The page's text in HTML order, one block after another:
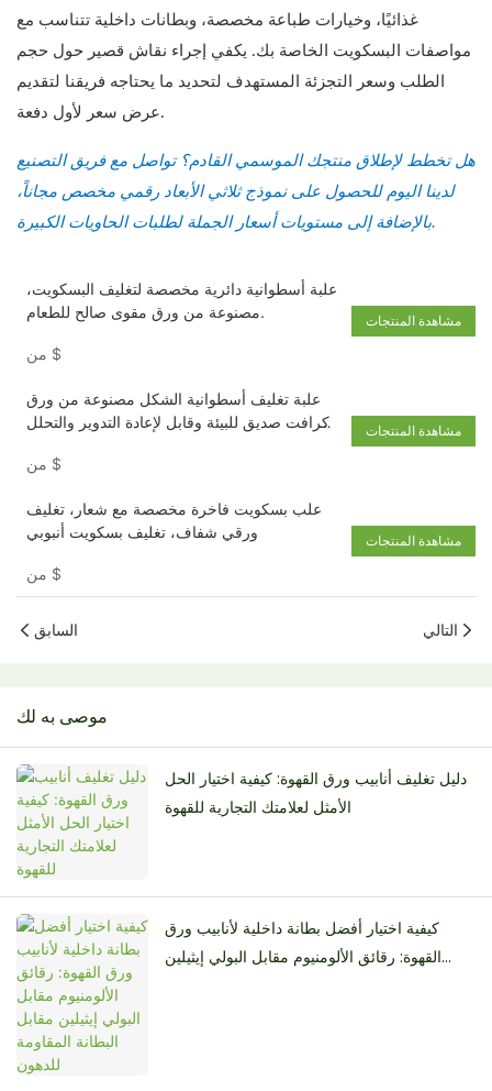
غذائيًا، وخيارات طباعة مخصصة، وبطانات داخلية تتناسب مع
مواصفات البسكويت الخاصة بك. يكفي إجراء نقاش قصير حول حجم
الطلب وسعر التجزئة المستهدف لتحديد ما يحتاجه فريقنا لتقديم
عرض سعر لأول دفعة.
هل تخطط لإطلاق منتجك الموسمي القادم؟ تواصل مع فريق التصنيع
لدينا اليوم للحصول على نموذج ثلاثي الأبعاد رقمي مخصص مجاناً،
بالإضافة إلى مستويات أسعار الجملة لطلبات الحاويات الكبيرة.
علبة أسطوانية دائرية مخصصة لتغليف البسكويت،
مصنوعة من ورق مقوى صالح للطعام.
$
مشاهدة المنتجات
علبة تغليف أسطوانية الشكل مصنوعة من ورق
كرافت صديق للبيئة وقابل لإعادة التدوير والتحلل
$
مشاهدة المنتجات
علب بسكويت فاخرة مخصصة مع شعار، تغليف
ورقي شفاف، تغليف بسكويت أنبوبي
$
مشاهدة المنتجات
السابق التالي
موصى به لك
دليل تغليف أنابيب ورق القهوة: كيفية اختيار الحل
الأمثل لعلامتك التجارية للقهوة
كيفية اختيار أفضل بطانة داخلية لأنابيب ورق
القهوة: رقائق الألومنيوم مقابل البولي إيثيلين